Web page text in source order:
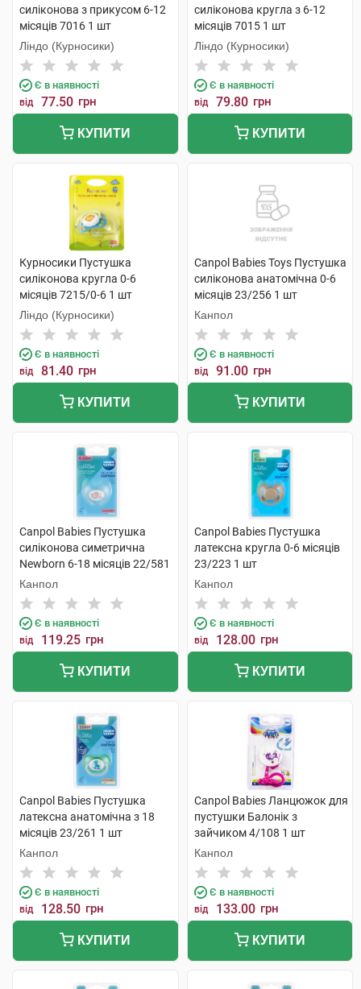
силіконова з прикусом 6-12
місяців 7016 1 шт
Ліндо (Курносики)
Є в наявності
від 77.50 грн
КУПИТИ
силіконова кругла з 6-12
місяців 7015 1 шт
Ліндо (Курносики)
Є в наявності
від 79.80 грн
КУПИТИ
Курносики Пустушка
силіконова кругла 0-6
місяців 7215/0-6 1 шт
Ліндо (Курносики)
Є в наявності
від 81.40 грн
КУПИТИ
Canpol Babies Toys Пустушка
силіконова анатомічна 0-6
місяців 23/256 1 шт
Канпол
Є в наявності
від 91.00 грн
КУПИТИ
Canpol Babies Пустушка
силіконова симетрична
Newborn 6-18 місяців 22/581
1 шт
Канпол
Є в наявності
від 119.25 грн
КУПИТИ
Canpol Babies Пустушка
латексна кругла 0-6 місяців
23/223 1 шт
Канпол
Є в наявності
від 128.00 грн
КУПИТИ
Canpol Babies Пустушка
латексна анатомічна з 18
місяців 23/261 1 шт
Канпол
Є в наявності
від 128.50 грн
КУПИТИ
Canpol Babies Ланцюжок для
пустушки Балонік з
зайчиком 4/108 1 шт
Канпол
Є в наявності
від 133.00 грн
КУПИТИ